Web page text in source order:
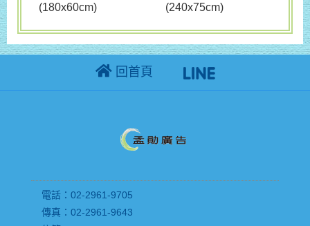
(180x60cm)
(240x75cm)
回首頁
電話：02-2961-9705
傳真：02-2961-9643